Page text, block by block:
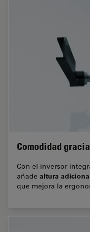
Comodidad
Con el inversor
añade altura
que mejora la